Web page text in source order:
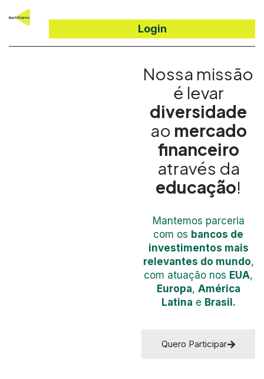
Login
Nossa missão
é levar
diversidade
ao mercado
financeiro
através da
educação!
Mantemos parceria
com os bancos de
investimentos mais
relevantes do mundo,
com atuação nos EUA,
Europa, América
Latina e Brasil.
Quero Participar